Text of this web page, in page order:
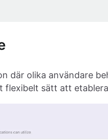
där olika användare
flexibelt sätt att